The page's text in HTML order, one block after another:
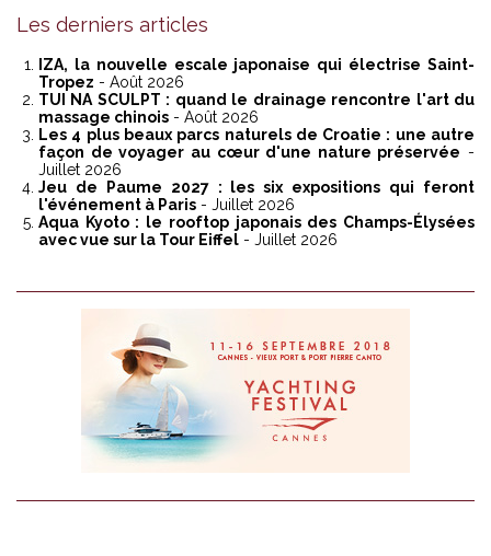
Les derniers articles
IZA, la nouvelle escale japonaise qui électrise Saint-
Tropez - Août 2026
TUI NA SCULPT : quand le drainage rencontre l'art du
massage chinois - Août 2026
Les 4 plus beaux parcs naturels de Croatie : une autre
façon de voyager au cœur d'une nature préservée -
Juillet 2026
Jeu de Paume 2027 : les six expositions qui feront
l'événement à Paris - Juillet 2026
Aqua Kyoto : le rooftop japonais des Champs-Élysées
avec vue sur la Tour Eiffel - Juillet 2026